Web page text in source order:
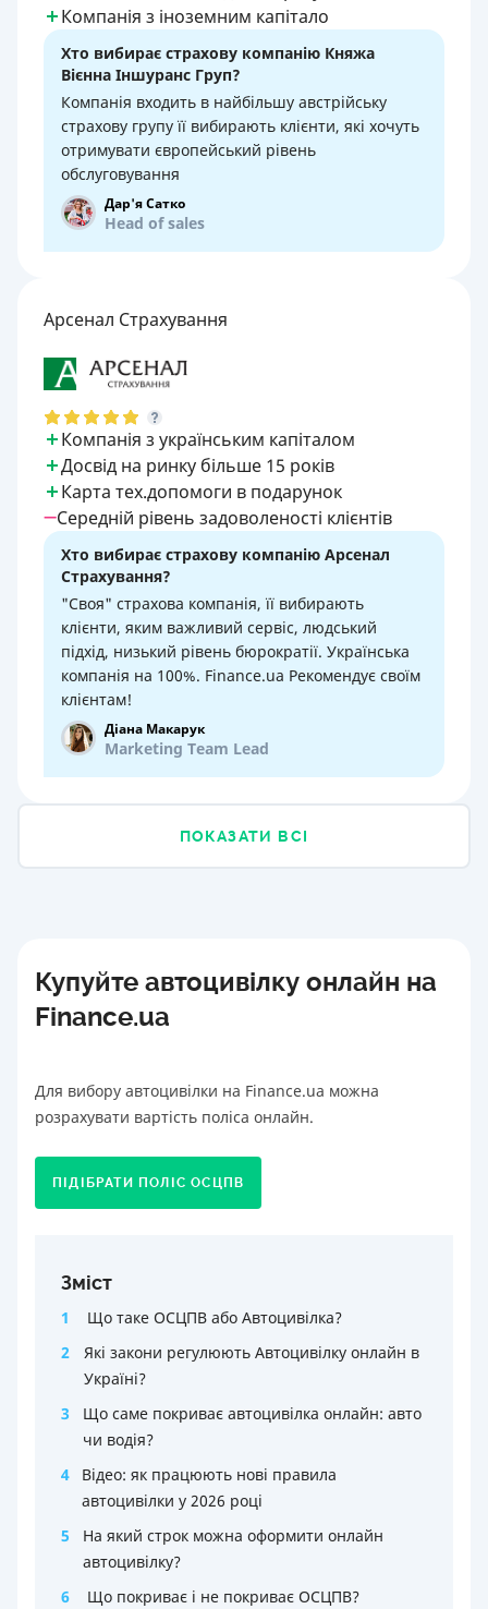
Компанія з іноземним капітало
Хто вибирає страхову компанію Княжа
Вієнна Іншуранс Груп?
Компанія входить в найбільшу австрійську
страхову групу її вибирають клієнти, які хочуть
отримувати європейський рівень
обслуговування
Дар'я Сатко
Head of sales
Арсенал Страхування
Компанія з українським капіталом
Досвід на ринку більше 15 років
Карта тех.допомоги в подарунок
Середній рівень задоволеності клієнтів
Хто вибирає страхову компанію Арсенал
Страхування?
"Своя" страхова компанія, її вибирають
клієнти, яким важливий сервіс, людський
підхід, низький рівень бюрократії. Українська
компанія на 100%. Finance.ua Рекомендує своїм
клієнтам!
Діана Макарук
Marketing Team Lead
ПОКАЗАТИ ВСІ
Купуйте автоцивілку онлайн на
Finance.ua
Для вибору автоцивілки на Finance.ua можна
розрахувати вартість поліса онлайн.
ПІДІБРАТИ ПОЛІС ОСЦПВ
Зміст
1
Що таке ОСЦПВ або Автоцивілка?
2
Які закони регулюють Автоцивілку онлайн в
Україні?
3
Що саме покриває автоцивілка онлайн: авто
чи водія?
4
Відео: як працюють нові правила
автоцивілки у 2026 році
5
На який строк можна оформити онлайн
автоцивілку?
6
Що покриває і не покриває ОСЦПВ?